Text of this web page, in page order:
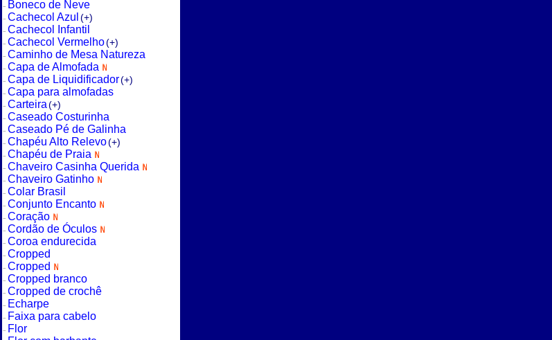
Boneco de Neve
Cachecol Azul (+)
Cachecol Infantil
Cachecol Vermelho(+)
Caminho de Mesa Natureza
Capa de Almofada
Capa de Liquidificador(+)
Capa para almofadas
Carteira (+)
Caseado Costurinha
Caseado Pé de Galinha
Chapéu Alto Relevo(+)
Chapéu de Praia
Chaveiro Casinha Querida
Chaveiro Gatinho
Colar Brasil
Conjunto Encanto
Coração
Cordão de Óculos
Coroa endurecida
Cropped
Cropped
Cropped branco
Cropped de crochê
Echarpe
Faixa para cabelo
Flor